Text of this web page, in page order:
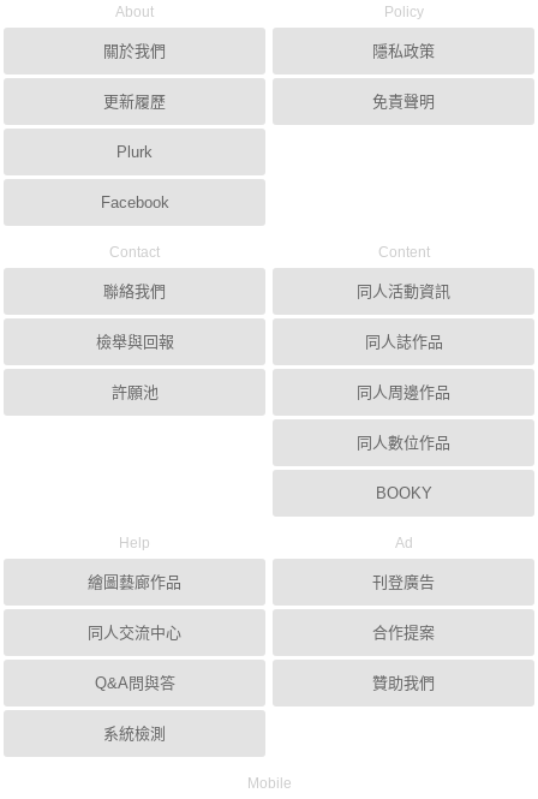
About
關於我們
更新履歷
Plurk
Facebook
Policy
隱私政策
免責聲明
Contact
聯絡我們
檢舉與回報
許願池
Content
同人活動資訊
同人誌作品
同人周邊作品
同人數位作品
BOOKY
Help
繪圖藝廊作品
同人交流中心
Q&A問與答
系統檢測
Ad
刊登廣告
合作提案
贊助我們
Mobile